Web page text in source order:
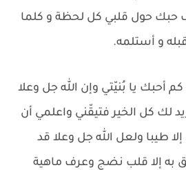
حبك حول قلبي كل لحظة و كلما
و أستلمه.
كم أحبك يا بُنيّتي وإن الله جل وعلا
لك كل الخير فتيقّني واعلمي أن
إلا طيبا ولعل الله جل وعلا قد
به إلا قلب نضج وعرف ماهية